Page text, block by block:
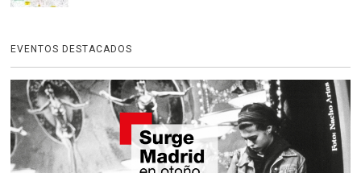
EVENTOS DESTACADOS